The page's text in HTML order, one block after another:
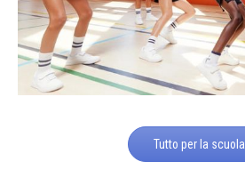
Tutto per la scuola